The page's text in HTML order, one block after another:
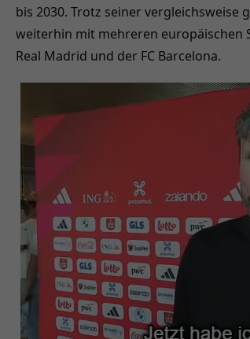
bis 2030. Trotz seiner
weiterhin mit mehreren europäischen
Real Madrid und der FC Barcelona.